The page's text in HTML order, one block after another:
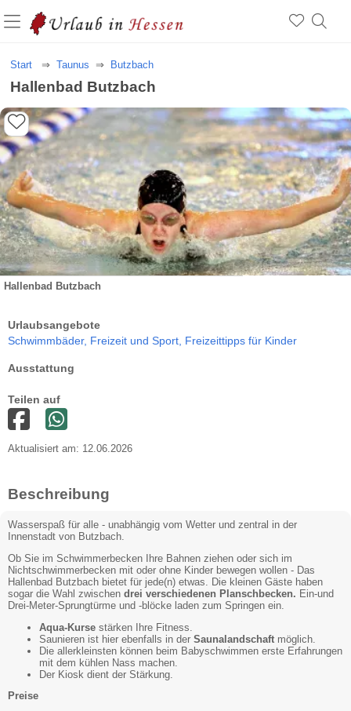
Start Taunus Butzbach
Hallenbad Butzbach
Hallenbad Butzbach
Urlaubsangebote
Schwimmbäder, Freizeit und Sport, Freizeittipps für Kinder
Ausstattung
Teilen auf
Aktualisiert am: 12.06.2026
Beschreibung
Wasserspaß für alle - unabhängig vom Wetter und zentral in der
Innenstadt von Butzbach.
Ob Sie im Schwimmerbecken Ihre Bahnen ziehen oder sich im
Nichtschwimmerbecken mit oder ohne Kinder bewegen wollen - Das
Hallenbad Butzbach bietet für jede(n) etwas. Die kleinen Gäste haben
sogar die Wahl zwischen drei verschiedenen Planschbecken. Ein-und
Drei-Meter-Sprungtürme und -blöcke laden zum Springen ein.
Aqua-Kurse stärken Ihre Fitness.
Saunieren ist hier ebenfalls in der Saunalandschaft möglich.
Die allerkleinsten können beim Babyschwimmen erste Erfahrungen
mit dem kühlen Nass machen.
Der Kiosk dient der Stärkung.
Preise